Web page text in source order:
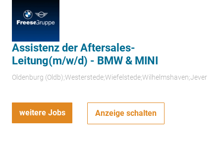
Assistenz der Aftersales-
Leitung(m/w/d) - BMW & MINI
Oldenburg (Oldb);Westerstede;Wiefelstede;Wilhelmshaven;Jever
weitere Jobs Anzeige schalten